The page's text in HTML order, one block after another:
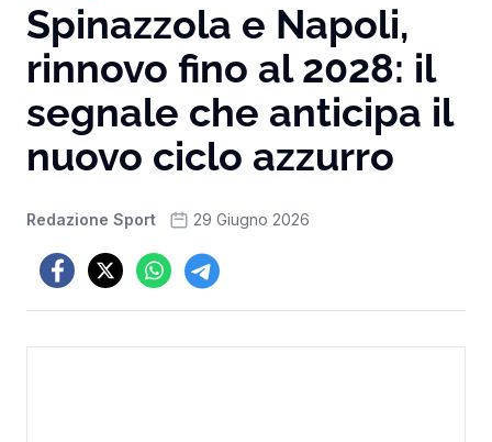
Spinazzola e Napoli,
rinnovo fino al 2028: il
segnale che anticipa il
nuovo ciclo azzurro
Redazione Sport 29 Giugno 2026